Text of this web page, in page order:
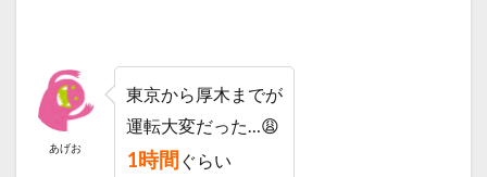
ム
1.5
道の
あげお
東京から厚木までが
運転大変だった…😩
1時間 ぐらい